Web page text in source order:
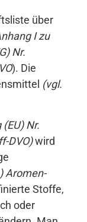
über
I zu
Nr.
). Die
(vgl.
Nr.
DVO)wird
Aromen-
Stoffe,
oder